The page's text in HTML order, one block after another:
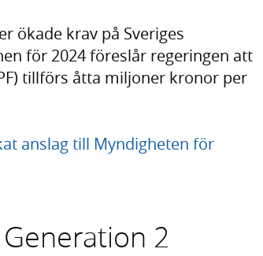
ökade krav på Sveriges
för 2024 föreslår regeringen att
tillförs åtta miljoner kronor per
anslag till Myndigheten för
2